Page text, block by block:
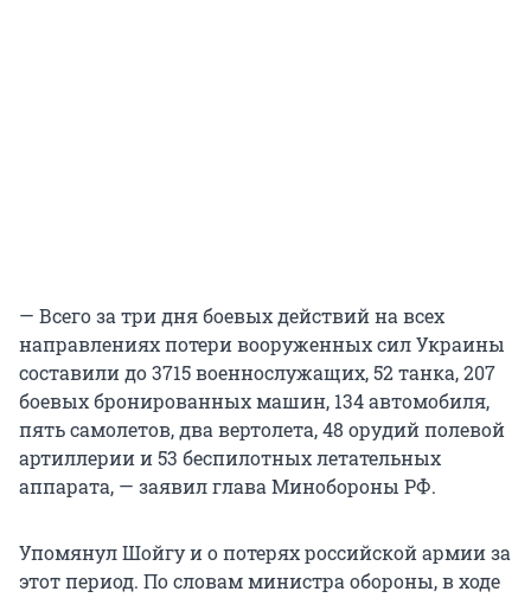
— Всего за три дня боевых действий на всех
направлениях потери вооруженных сил Украины
составили до 3715 военнослужащих, 52 танка, 207
боевых бронированных машин, 134 автомобиля,
пять самолетов, два вертолета, 48 орудий полевой
артиллерии и 53 беспилотных летательных
аппарата, — заявил глава Минобороны РФ.
Упомянул Шойгу и о потерях российской армии за
этот период. По словам министра обороны, в ходе